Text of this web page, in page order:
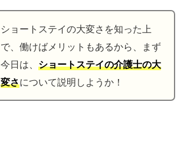
ショートステイの大変さを知った上
で、働けばメリットもあるから、まず
今日は、 ショートステイの介護士の大
変さについて説明しようか！